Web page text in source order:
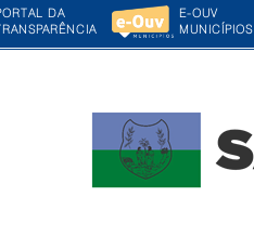
DA
E-OUV
MUNICÍPIOS